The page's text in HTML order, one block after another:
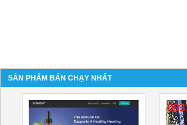
SẢN PHẨM BÁN CHẠY NHẤT